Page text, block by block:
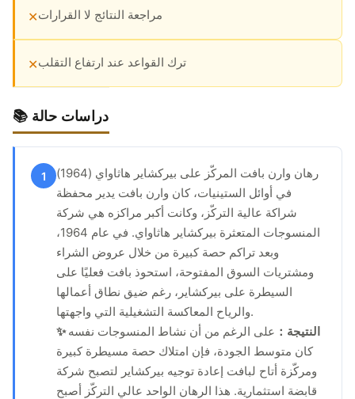
✕مراجعة النتائج لا القرارات
✕ترك القواعد عند ارتفاع التقلب
📚 دراسات حالة
1
رهان وارن بافت المركّز على بيركشاير هاثاواي (1964)
في أوائل الستينيات، كان وارن بافت يدير محفظة
شراكة عالية التركّز، وكانت أكبر مراكزه هي شركة
المنسوجات المتعثرة بيركشاير هاثاواي. في عام 1964،
وبعد تراكم حصة كبيرة من خلال عروض الشراء
ومشتريات السوق المفتوحة، استحوذ بافت فعليًا على
السيطرة على بيركشاير، رغم ضيق نطاق أعمالها
والرياح المعاكسة التشغيلية التي واجهتها.
✨ النتيجة： على الرغم من أن نشاط المنسوجات نفسه
كان متوسط الجودة، فإن امتلاك حصة مسيطرة كبيرة
ومركّزة أتاح لبافت إعادة توجيه بيركشاير لتصبح شركة
قابضة استثمارية. هذا الرهان الواحد عالي التركّز أصبح